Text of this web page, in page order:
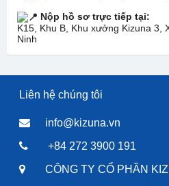
Nộp hồ sơ trực tiếp tại:
K15, Khu B, Khu xưởng Kizuna 3,
Ninh
Liên hệ chúng tôi
info@kizuna.vn
+84 272 3900 191
CÔNG TY CỔ PHẦN